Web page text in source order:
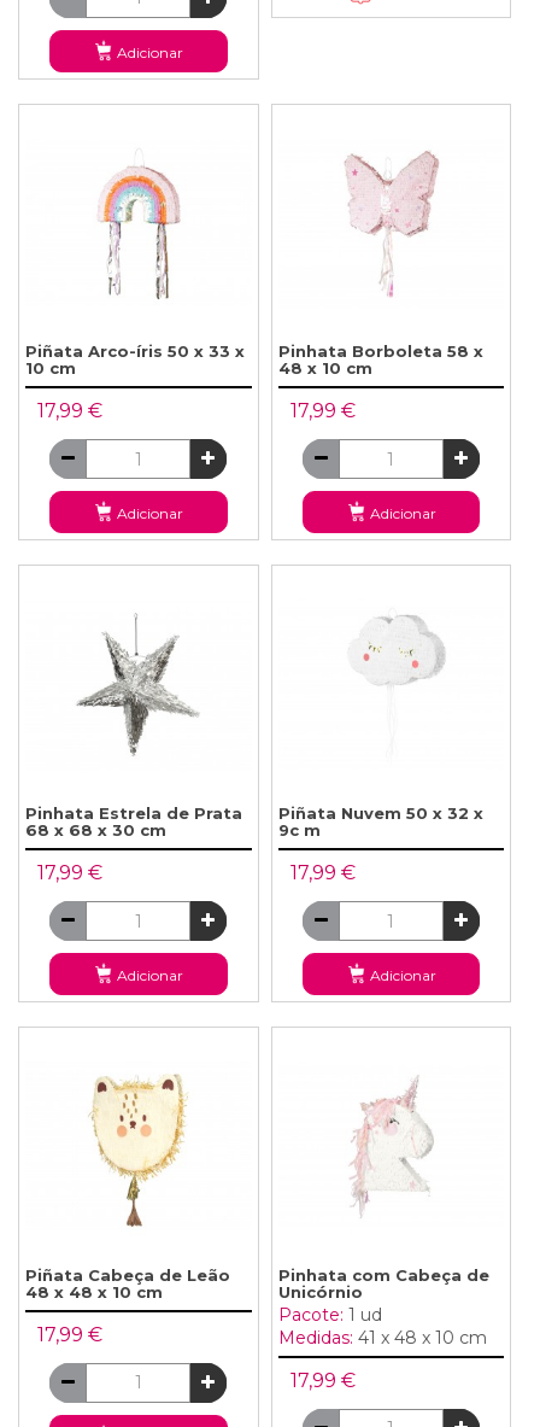
Adicionar
Piñata Arco-íris 50 x 33 x
10 cm
17,99 €
Adicionar
Pinhata Borboleta 58 x
48 x 10 cm
17,99 €
Adicionar
Pinhata Estrela de Prata
68 x 68 x 30 cm
17,99 €
Adicionar
Piñata Nuvem 50 x 32 x
9c m
17,99 €
Adicionar
Piñata Cabeça de Leão
48 x 48 x 10 cm
17,99 €
Pinhata com Cabeça de
Unicórnio
Pacote: 1 ud
Medidas: 41 x 48 x 10 cm
17,99 €